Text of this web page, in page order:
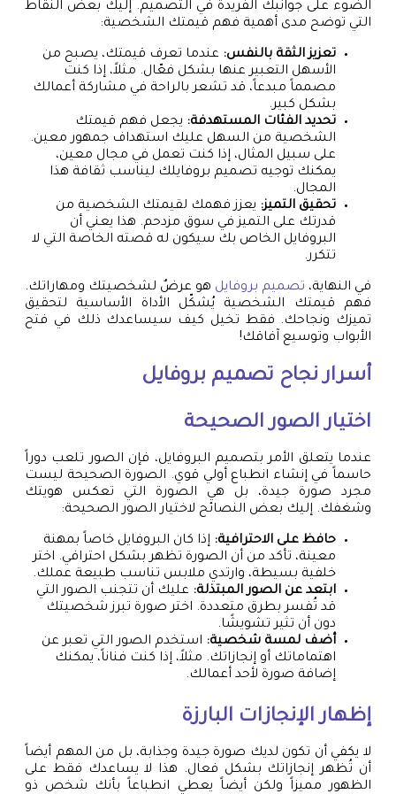
الضوء على جوانبك الفريدة في التصميم. إليك بعض النقاط
التي توضح مدى أهمية فهم قيمتك الشخصية:
تعزيز الثقة بالنفس: عندما تعرف قيمتك، يصبح من
الأسهل التعبير عنها بشكل فعّال. مثلاً، إذا كنت
مصمماً مبدعاً، قد تشعر بالراحة في مشاركة أعمالك
بشكل كبير.
تحديد الفئات المستهدفة: يجعل فهم قيمتك
الشخصية من السهل عليك استهداف جمهور معين.
على سبيل المثال، إذا كنت تعمل في مجال معين،
يمكنك توجيه تصميم بروفايلك ليناسب ثقافة هذا
المجال.
تحقيق التميز: يعزز فهمك لقيمتك الشخصية من
قدرتك على التميز في سوق مزدحم. هذا يعني أن
البروفايل الخاص بك سيكون له قصته الخاصة التي لا
تتكرر.
في النهاية، تصميم بروفايل هو عرضٌ لشخصيتك ومهاراتك.
فهم قيمتك الشخصية يُشكّل الأداة الأساسية لتحقيق
تميزك ونجاحك. فقط تخيل كيف سيساعدك ذلك في فتح
الأبواب وتوسيع آفاقك!
أسرار نجاح تصميم بروفايل
اختيار الصور الصحيحة
عندما يتعلق الأمر بتصميم البروفايل، فإن الصور تلعب دوراً
حاسماً في إنشاء انطباع أولي قوي. الصورة الصحيحة ليست
مجرد صورة جيدة، بل هي الصورة التي تعكس هويتك
وشغفك. إليك بعض النصائح لاختيار الصور الصحيحة:
حافظ على الاحترافية: إذا كان البروفايل خاصاً بمهنة
معينة، تأكد من أن الصورة تظهر بشكل احترافي. اختر
خلفية بسيطة، وارتدي ملابس تناسب طبيعة عملك.
ابتعد عن الصور المبتذلة: عليك أن تتجنب الصور التي
قد تُفسر بطرق متعددة. اختر صورة تبرز شخصيتك
دون أن تثير تشويشًا.
أضف لمسة شخصية: استخدم الصور التي تعبر عن
اهتماماتك أو إنجازاتك. مثلاً، إذا كنت فناناً، يمكنك
إضافة صورة لأحد أعمالك.
إظهار الإنجازات البارزة
لا يكفي أن تكون لديك صورة جيدة وجذابة، بل من المهم أيضاً
أن تُظهر إنجازاتك بشكل فعال. هذا لا يساعدك فقط على
الظهور مميزاً ولكن أيضاً يعطي انطباعاً بأنك شخص ذو